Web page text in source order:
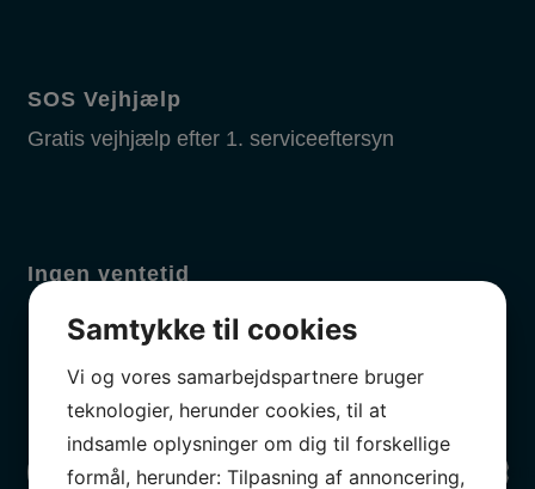
SOS Vejhjælp
Gratis vejhjælp efter 1. serviceeftersyn
Ingen ventetid
Her får du hurtig service, så du ikke skal
undvære din bil i længere tid.
Oversigt over værksteder med partikelfilter
Samtykke til cookies
Vi og vores samarbejdspartnere bruger
teknologier, herunder cookies, til at
indsamle oplysninger om dig til forskellige
formål, herunder: Tilpasning af annoncering,